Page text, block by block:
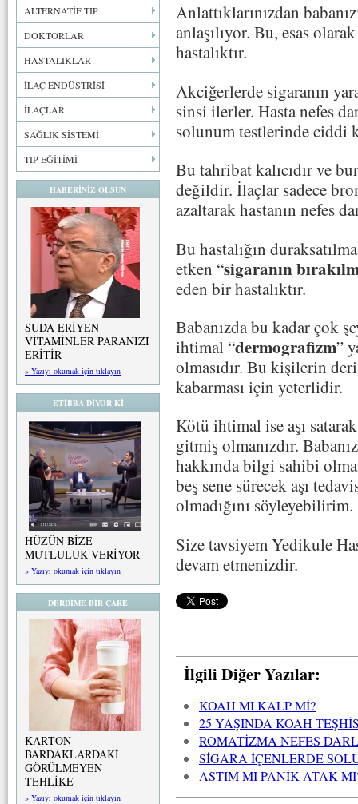
ALTERNATİF TIP
DOKTORLAR
HASTALIKLAR
İLAÇ ENDÜSTRİSİ
İLAÇLAR
SAĞLIK SİSTEMİ
TIP EĞİTİMİ
HABERİNİZ OLSUN
SUDA ERİYEN
VİTAMİNLER PARANIZI
ERİTİR
» Yazıyı okumak için tıklayın
ETİBBA DİYOR Kİ
HÜZÜN BİZE
MUTLULUK VERİYOR
» Yazıyı okumak için tıklayın
DERDİME BİR ÇARE
KARTON
BARDAKLARDAKİ
GÖRÜLMEYEN
TEHLİKE
» Yazıyı okumak için tıklayın
Anlattıklarınızdan
anlaşılıyor. Bu, esas
hastalıktır.
Akciğerlerde sigaranın
sinsi ilerler. Hasta nefes
solunum testlerinde ciddi
Bu tahribat kalıcıdır ve
değildir. İlaçlar sadece
azaltarak hastanın nefes
Bu hastalığın
etken “sigaranın
eden bir hastalıktır.
Babanızda bu kadar çok
ihtimal “dermografizm”
olmasıdır. Bu kişilerin
kabarması için yeterlidir.
Kötü ihtimal ise aşı
gitmiş olmanızdır.
hakkında bilgi sahibi
beş sene sürecek aşı
olmadığını söyleyebilirim.
Size tavsiyem Yedikule
devam etmenizdir.
İlgili Diğer Yazılar:
KOAH MI KALP Mİ?
25 YAŞINDA KOAH
ROMATİZMA NEFES
SİGARA İÇENLERDE
ASTIM MI PANİK ATAK